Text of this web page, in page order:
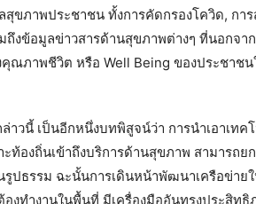
สุขภาพประชาชน ทั้งการคัดกรองโควิด, ก
ถึงข้อมูลข่าวสารด้านสุขภาพต่างๆ ที่นอกจา
ณภาพชีวิต หรือ Well Being ของประชาช
าวนี้ เป็นอีกหนึ่งบทพิสูจน์ว่า การนำเอาเท
ท้องถิ่นเข้าถึงบริการด้านสุขภาพ สามารถ
รูปธรรม ฉะนั้นการเดินหน้าพัฒนาเครือข่า
งทำงานในพื้นที่ มีเครื่องมืออันทรงประสิท